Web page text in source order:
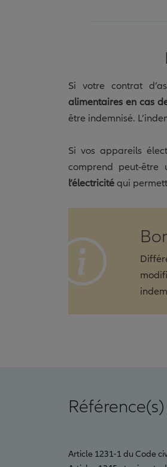
Si votre contrat
alimentaires en cas
être indemnisé.
Si vos appareils
comprend peut-
l’électricité qui
Article 1231-1 du Code